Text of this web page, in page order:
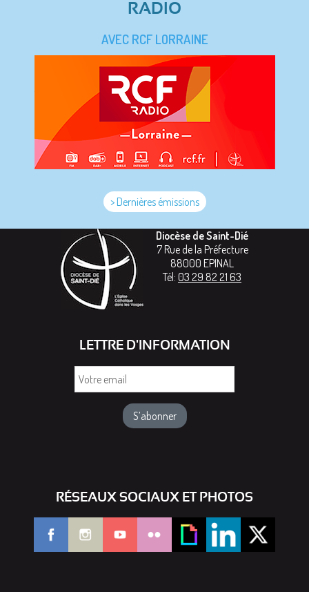
RADIO
AVEC RCF LORRAINE
> Dernières émissions
Diocèse de Saint-Dié
7 Rue de la Préfecture
88000 EPINAL
Tél: 03 29 82 21 63
LETTRE D'INFORMATION
RÉSEAUX SOCIAUX ET PHOTOS